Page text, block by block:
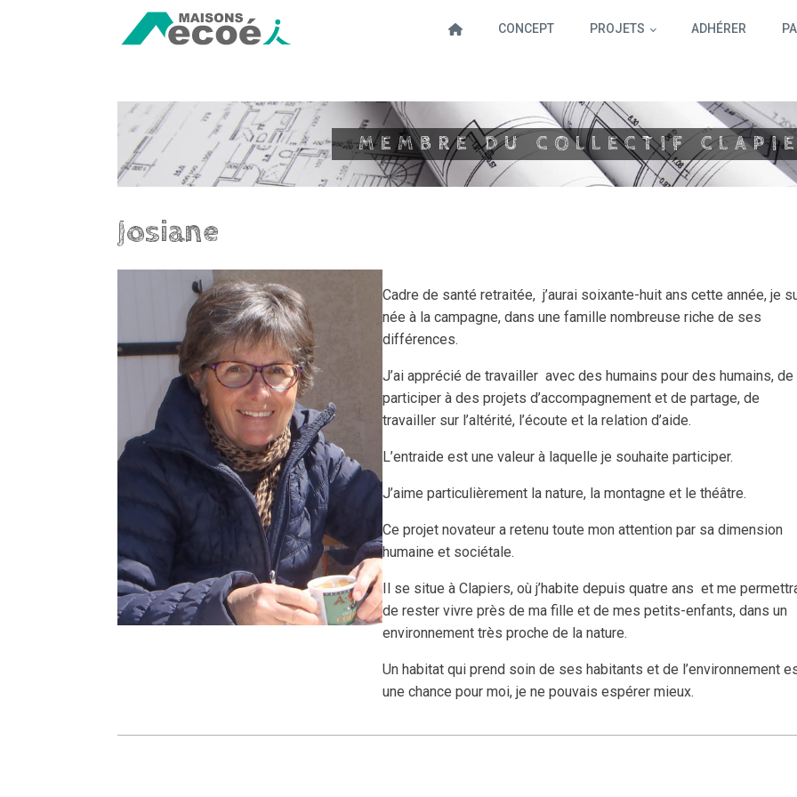
CONCEPT PROJETS ADHÉRER
MEMBRE DU COLLECTIF
Josiane
Cadre de santé retraitée, j’aurai soixante-huit ans cette année, je
née à la campagne, dans une famille nombreuse riche de ses
différences.
J’ai apprécié de travailler avec des humains pour des humains, de
participer à des projets d’accompagnement et de partage, de
travailler sur l’altérité, l’écoute et la relation d’aide.
L’entraide est une valeur à laquelle je souhaite participer.
J’aime particulièrement la nature, la montagne et le théâtre.
Ce projet novateur a retenu toute mon attention par sa dimension
humaine et sociétale.
Il se situe à Clapiers, où j’habite depuis quatre ans et me
de rester vivre près de ma fille et de mes petits-enfants, dans un
environnement très proche de la nature.
Un habitat qui prend soin de ses habitants et de l’environnement
une chance pour moi, je ne pouvais espérer mieux.